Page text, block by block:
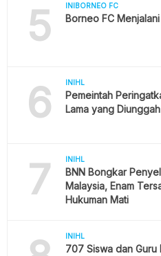
5 INIBORNEO FC
Borneo FC
6 INIHL
Pemeintah
Lama yang
7 INIHL
BNN Bongkar
Malaysia, Enam
Hukuman Mati
INIHL
707 Siswa dan Guru